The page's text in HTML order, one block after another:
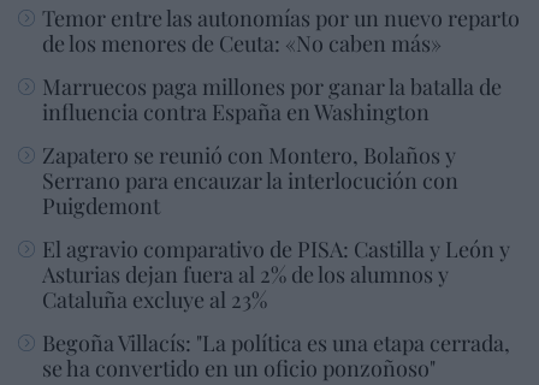
Temor entre las autonomías por un nuevo reparto
de los menores de Ceuta: «No caben más»
Marruecos paga millones por ganar la batalla de
influencia contra España en Washington
Zapatero se reunió con Montero, Bolaños y
Serrano para encauzar la interlocución con
Puigdemont
El agravio comparativo de PISA: Castilla y León y
Asturias dejan fuera al 2% de los alumnos y
Cataluña excluye al 23%
Begoña Villacís: "La política es una etapa cerrada,
se ha convertido en un oficio ponzoñoso"